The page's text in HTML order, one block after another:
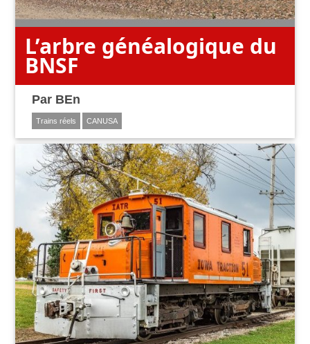
L’arbre généalogique du
BNSF
Par BEn
Trains réels CANUSA